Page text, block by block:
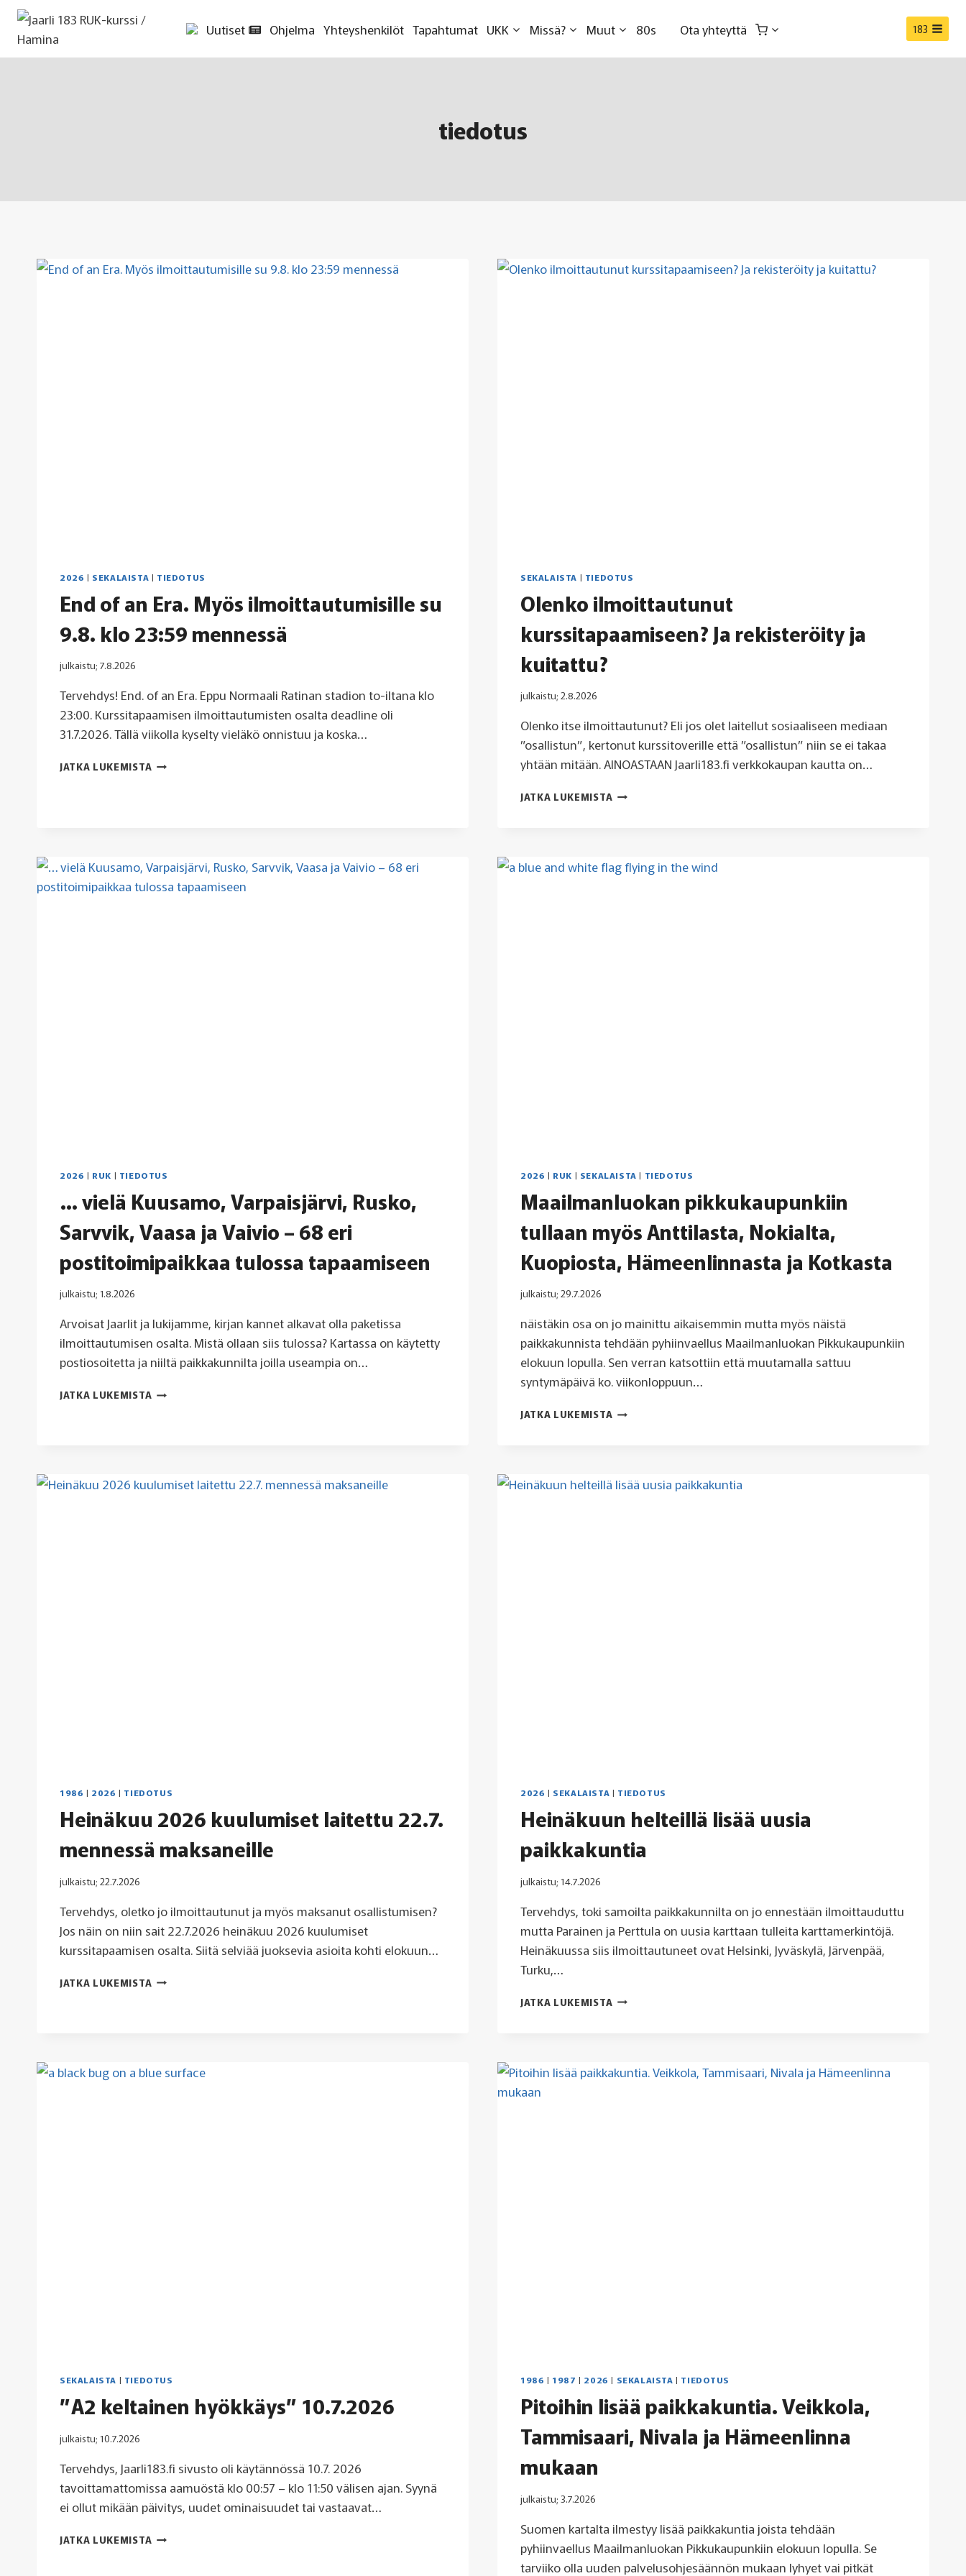
Siirry
sisältöön
Uutiset Ohjelma Yhteyshenkilöt Tapahtumat UKK Missä? Muut 80s Ota yhteyttä 183
tiedotus
2026 | SEKALAISTA | TIEDOTUS
End of an Era. Myös ilmoittautumisille su
9.8. klo 23:59 mennessä
julkaistu; 7.8.2026
Tervehdys! End. of an Era. Eppu Normaali Ratinan stadion to-iltana klo
23:00. Kurssitapaamisen ilmoittautumisten osalta deadline oli
31.7.2026. Tällä viikolla kyselty vieläkö onnistuu ja koska…
JATKA LUKEMISTA END
9.8.
KLO
SEKALAISTA | TIEDOTUS
Olenko ilmoittautunut
kurssitapaamiseen? Ja rekisteröity ja
kuitattu?
julkaistu; 2.8.2026
Olenko itse ilmoittautunut? Eli jos olet laitellut sosiaaliseen mediaan
”osallistun”, kertonut kurssitoverille että ”osallistun” niin se ei takaa
yhtään mitään. AINOASTAAN Jaarli183.fi verkkokaupan kautta on…
JATKA LUKEMISTA OLENKO
JA
2026 | RUK | TIEDOTUS
… vielä Kuusamo, Varpaisjärvi, Rusko,
Sarvvik, Vaasa ja Vaivio – 68 eri
postitoimipaikkaa tulossa tapaamiseen
julkaistu; 1.8.2026
Arvoisat Jaarlit ja lukijamme, kirjan kannet alkavat olla paketissa
ilmoittautumisen osalta. Mistä ollaan siis tulossa? Kartassa on käytetty
postiosoitetta ja niiltä paikkakunnilta joilla useampia on…
JATKA LUKEMISTA
VAASA
2026 | RUK | SEKALAISTA | TIEDOTUS
Maailmanluokan pikkukaupunkiin
tullaan myös Anttilasta, Nokialta,
Kuopiosta, Hämeenlinnasta ja Kotkasta
julkaistu; 29.7.2026
näistäkin osa on jo mainittu aikaisemmin mutta myös näistä
paikkakunnista tehdään pyhiinvaellus Maailmanluokan Pikkukaupunkiin
elokuun lopulla. Sen verran katsottiin että muutamalla sattuu
syntymäpäivä ko. viikonloppuun…
JATKA LUKEMISTA MAAILMANLUOKAN
NOKIALTA,
1986 | 2026 | TIEDOTUS
Heinäkuu 2026 kuulumiset laitettu 22.7.
mennessä maksaneille
julkaistu; 22.7.2026
Tervehdys, oletko jo ilmoittautunut ja myös maksanut osallistumisen?
Jos näin on niin sait 22.7.2026 heinäkuu 2026 kuulumiset
kurssitapaamisen osalta. Siitä selviää juoksevia asioita kohti elokuun…
JATKA LUKEMISTA HEINÄKUU
MAKSANEILLE
2026 | SEKALAISTA | TIEDOTUS
Heinäkuun helteillä lisää uusia
paikkakuntia
julkaistu; 14.7.2026
Tervehdys, toki samoilta paikkakunnilta on jo ennestään ilmoittauduttu
mutta Parainen ja Perttula on uusia karttaan tulleita karttamerkintöjä.
Heinäkuussa siis ilmoittautuneet ovat Helsinki, Jyväskylä, Järvenpää,
Turku,…
JATKA LUKEMISTA HEINÄKUUN
SEKALAISTA | TIEDOTUS
”A2 keltainen hyökkäys” 10.7.2026
julkaistu; 10.7.2026
Tervehdys, Jaarli183.fi sivusto oli käytännössä 10.7. 2026
tavoittamattomissa aamuöstä klo 00:57 – klo 11:50 välisen ajan. Syynä
ei ollut mikään päivitys, uudet ominaisuudet tai vastaavat…
JATKA LUKEMISTA ”A2
1986 | 1987 | 2026 | SEKALAISTA | TIEDOTUS
Pitoihin lisää paikkakuntia. Veikkola,
Tammisaari, Nivala ja Hämeenlinna
mukaan
julkaistu; 3.7.2026
Suomen kartalta ilmestyy lisää paikkakuntia joista tehdään
pyhiinvaellus Maailmanluokan Pikkukaupunkiin elokuun lopulla. Se
tarviiko olla uuden palvelusohjesäännön mukaan lyhyet vai pitkät